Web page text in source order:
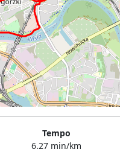
Tempo
6.27 min/km